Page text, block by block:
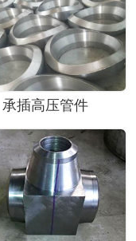
承插高压管件